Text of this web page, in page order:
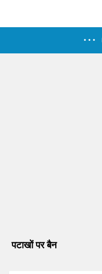
पटाखों पर बैन